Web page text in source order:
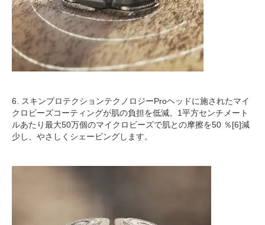
6. スキンプロテクションテクノロジーProヘッドに施されたマイ
クロビーズコーティングが肌の負担を低減。1平方センチメート
ルあたり最大50万個のマイクロビーズで肌との摩擦を50 ％[6]減
少し、やさしくシェービングします。